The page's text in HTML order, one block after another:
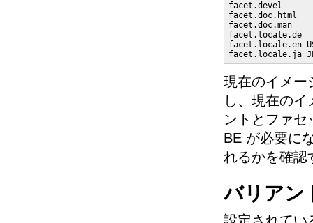
facet.devel
facet.doc.html
facet.doc.man
facet.locale.de
現在のイメー
し、現在の
ントとファ
BE が必要に
れるかを確認
バリアン